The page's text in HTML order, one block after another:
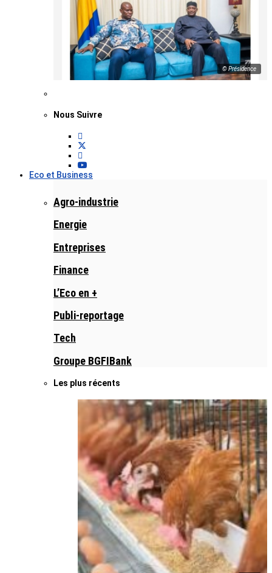
© Présidence
Nous Suivre
Eco et Business
Agro-industrie
Energie
Entreprises
Finance
L’Eco en +
Publi-reportage
Tech
Groupe BGFIBank
Les plus récents